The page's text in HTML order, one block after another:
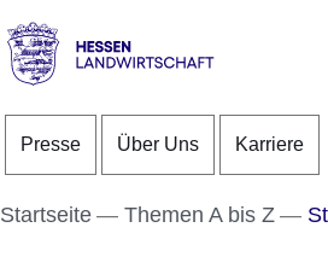
Direkt zum Kopf der
Direkt zum Inhalt
Direkt zum Fuß der
Landwirtschaft
Presse Über Uns Karriere
Startseite Themen A bis Z